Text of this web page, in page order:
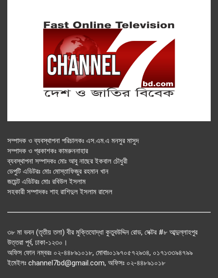
সম্পাদক ও ব্যবস্থাপনা পরিচালকঃ এস.এম.এ মনসুর মাসুদ
সম্পাদক ও প্রকাশকঃ কামরুননাহার
ব্যবস্থাপনা সম্পাদকঃ মোঃ আবু নাছের ইকবাল চৌধুরী
ডেপুটি এডিটরঃ মোঃ মোস্তাফিজুর রহমান খান
জয়েন্ট এডিটরঃ মোঃ রবিউল ইসলাম
সহকারী সম্পাদকঃ শাহ রাশিদুল ইসলাম রাসেল
৩৮ মা ভবন (তৃতীয় তলা) বীর মুক্তিযোদ্ধা কুতুবউদ্দিন রোড, সেক্টর #৮ আব্দুল্লাহপুর
উত্তরা পূর্ব, ঢাকা-১২৩০।
অফিস ফোন নম্বরঃ ০২-৪৪৮৯১০১৮, মোবাঃ০১৯৭০৫৭২৯৩৪, ০১৭১৩৩৯৪৭৯৯
ইমেইলঃ channel7bd@gmail.com, অফিসঃ ০২-৪৪৮৯১০১৮